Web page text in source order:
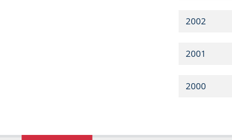
2002
2001
2000